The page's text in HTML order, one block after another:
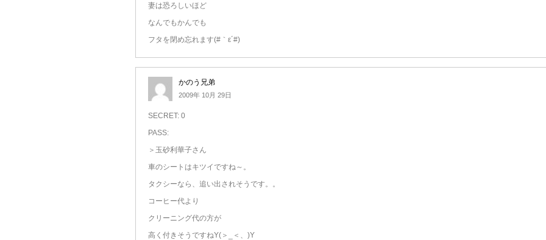
妻は恐ろしいほど
なんでもかんでも
フタを閉め忘れます(#｀ε´#)
かのう兄弟
2009年 10月 29日
SECRET: 0
PASS:
＞玉砂利華子さん
車のシートはキツイですね～。
タクシーなら、追い出されそうです。。
コーヒー代より
クリーニング代の方が
高く付きそうですねY(＞_＜、)Y